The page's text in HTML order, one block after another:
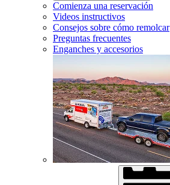
Comienza una reservación
Videos instructivos
Consejos sobre cómo remolcar
Preguntas frecuentes
Enganches y accesorios